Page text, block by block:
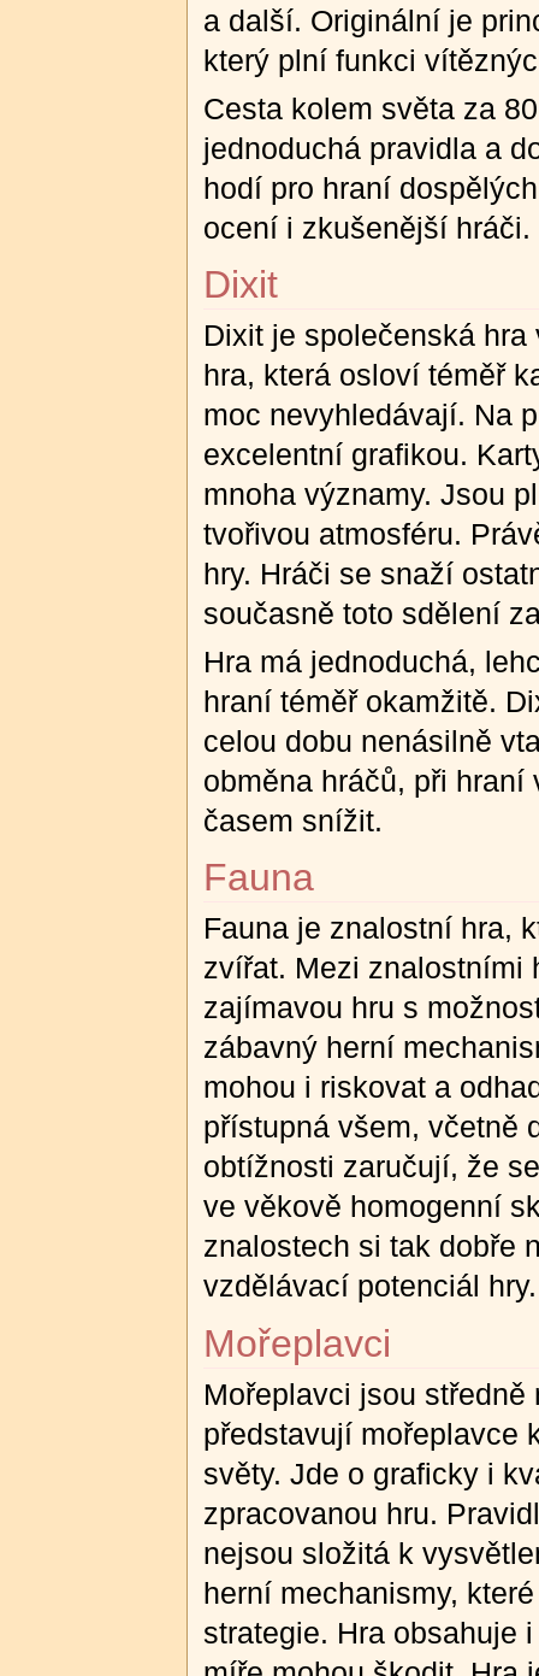
a další. Originální je
který plní funkci
Cesta kolem světa za
jednoduchá pravidla a
hodí pro hraní
ocení i zkušenější hráči.
Dixit
Dixit je společenská
hra, která osloví téměř
moc nevyhledávají. Na
excelentní grafikou.
mnoha významy. Jsou
tvořivou atmosféru.
hry. Hráči se snaží
současně toto sdělení
Hra má jednoduchá,
hraní téměř okamžitě.
celou dobu nenásilně
obměna hráčů, při
časem snížit.
Fauna
Fauna je znalostní hra,
zvířat. Mezi znalostními
zajímavou hru s
zábavný herní
mohou i riskovat a
přístupná všem, včetně
obtížnosti zaručují, že
ve věkově homogenní
znalostech si tak dobře
vzdělávací potenciál hry.
Mořeplavci
Mořeplavci jsou
představují mořeplavce
světy. Jde o graficky i
zpracovanou hru.
nejsou složitá k
herní mechanismy,
strategie. Hra obsahuje